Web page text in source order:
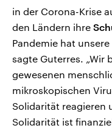
in der Corona-Krise
den Ländern ihre
Pandemie hat
sagte Guterres. „Wir
gewesenen
mikroskopischen
Solidarität reagieren
Solidarität ist